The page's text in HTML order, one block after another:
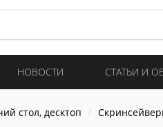
НОВОСТИ СТАТЬИ И
стол, десктоп